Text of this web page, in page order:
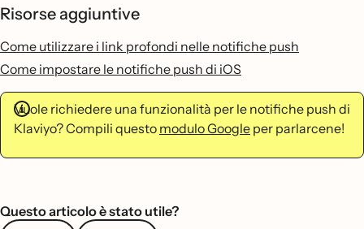
Risorse aggiuntive
Come utilizzare i link profondi nelle notifiche push
Come impostare le notifiche push di iOS
Vuole richiedere una funzionalità per le notifiche push di
Klaviyo? Compili questo modulo Google per parlarcene!
Questo articolo è stato utile?